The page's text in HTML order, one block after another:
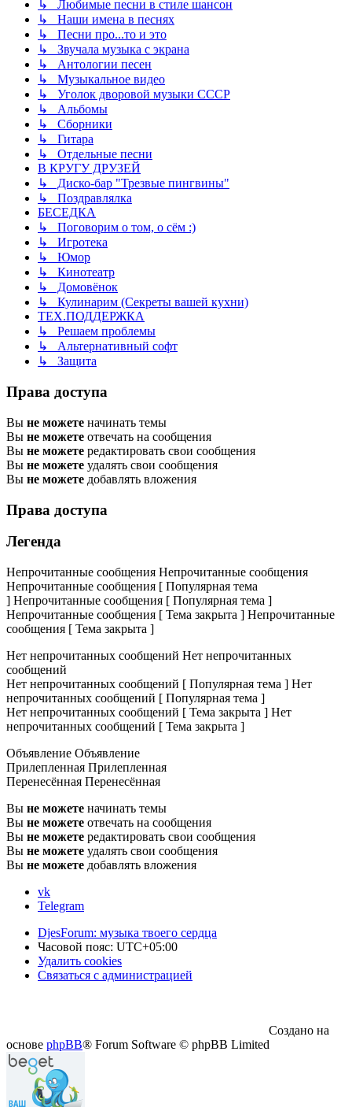
↳ Любимые песни в стиле шансон
↳ Наши имена в песнях
↳ Песни про...то и это
↳ Звучала музыка с экрана
↳ Антологии песен
↳ Музыкальное видео
↳ Уголок дворовой музыки СССР
↳ Альбомы
↳ Сборники
↳ Гитара
↳ Отдельные песни
В КРУГУ ДРУЗЕЙ
↳ Диско-бар "Трезвые пингвины"
↳ Поздравлялка
БЕСЕДКА
↳ Поговорим о том, о сём :)
↳ Игротека
↳ Юмор
↳ Кинотеатр
↳ Домовёнок
↳ Кулинарим (Секреты вашей кухни)
ТЕХ.ПОДДЕРЖКА
↳ Решаем проблемы
↳ Альтернативный софт
↳ Защита
Права доступа
Вы не можете начинать темы
Вы не можете отвечать на сообщения
Вы не можете редактировать свои сообщения
Вы не можете удалять свои сообщения
Вы не можете добавлять вложения
Права доступа
Легенда
Непрочитанные сообщения Непрочитанные сообщения
Непрочитанные сообщения [ Популярная тема
] Непрочитанные сообщения [ Популярная тема ]
Непрочитанные сообщения [ Тема закрыта ] Непрочитанные
сообщения [ Тема закрыта ]
Нет непрочитанных сообщений Нет непрочитанных
сообщений
Нет непрочитанных сообщений [ Популярная тема ] Нет
непрочитанных сообщений [ Популярная тема ]
Нет непрочитанных сообщений [ Тема закрыта ] Нет
непрочитанных сообщений [ Тема закрыта ]
Объявление Объявление
Прилепленная Прилепленная
Перенесённая Перенесённая
Вы не можете начинать темы
Вы не можете отвечать на сообщения
Вы не можете редактировать свои сообщения
Вы не можете удалять свои сообщения
Вы не можете добавлять вложения
vk
Telegram
DjesForum: музыка твоего сердца
Часовой пояс: UTC+05:00
Удалить cookies
Связаться с администрацией
Создано на
основе phpBB® Forum Software © phpBB Limited